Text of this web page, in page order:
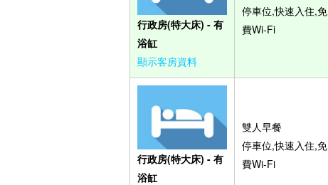
行政房(特大床) - 有
浴缸
顯示客房資料
停車位,快速入住,免
費Wi-Fi
行政房(特大床) - 有
浴缸
雙人早餐
停車位,快速入住,免
費Wi-Fi